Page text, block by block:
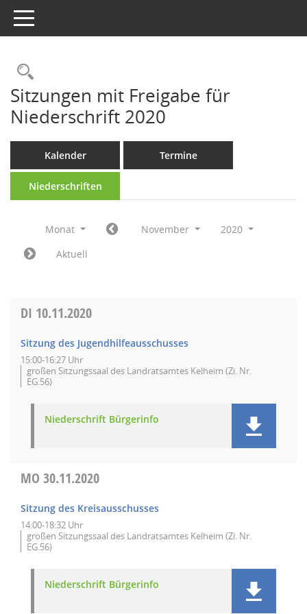
Toggle navigation
Rechercheauswahl
Sitzungen mit Freigabe für
Niederschrift 2020
Kalender Termine
Niederschriften
Monat November
2020
Aktuell
DI 10.11.2020
Sitzung des Jugendhilfeausschusses
15:00-16:27 Uhr
großen Sitzungssaal des Landratsamtes Kelheim (Zi. Nr.
EG.56)
Niederschrift Bürgerinfo
MO 30.11.2020
Sitzung des Kreisausschusses
14:00-18:32 Uhr
großen Sitzungssaal des Landratsamtes Kelheim (Zi. Nr.
EG.56)
Niederschrift Bürgerinfo